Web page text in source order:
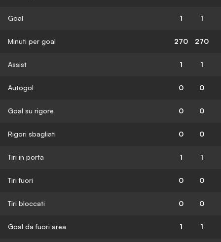
Goal 1 1
Minuti per goal 270 270
Assist 1 1
Autogol 0 0
Goal su rigore 0 0
Rigori sbagliati 0 0
Tiri in porta 1 1
Tiri fuori 0 0
Tiri bloccati 0 0
Goal da fuori area 1 1